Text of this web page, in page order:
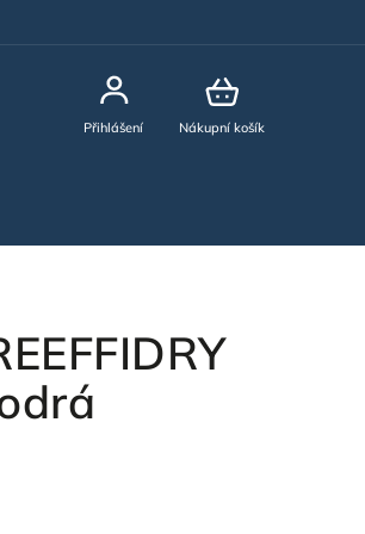
Nákupní košík
Přihlášení